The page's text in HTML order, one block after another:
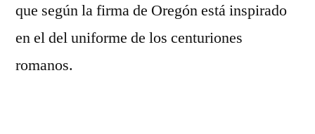
que según la firma de Oregón está inspirado
en el del uniforme de los centuriones
romanos.